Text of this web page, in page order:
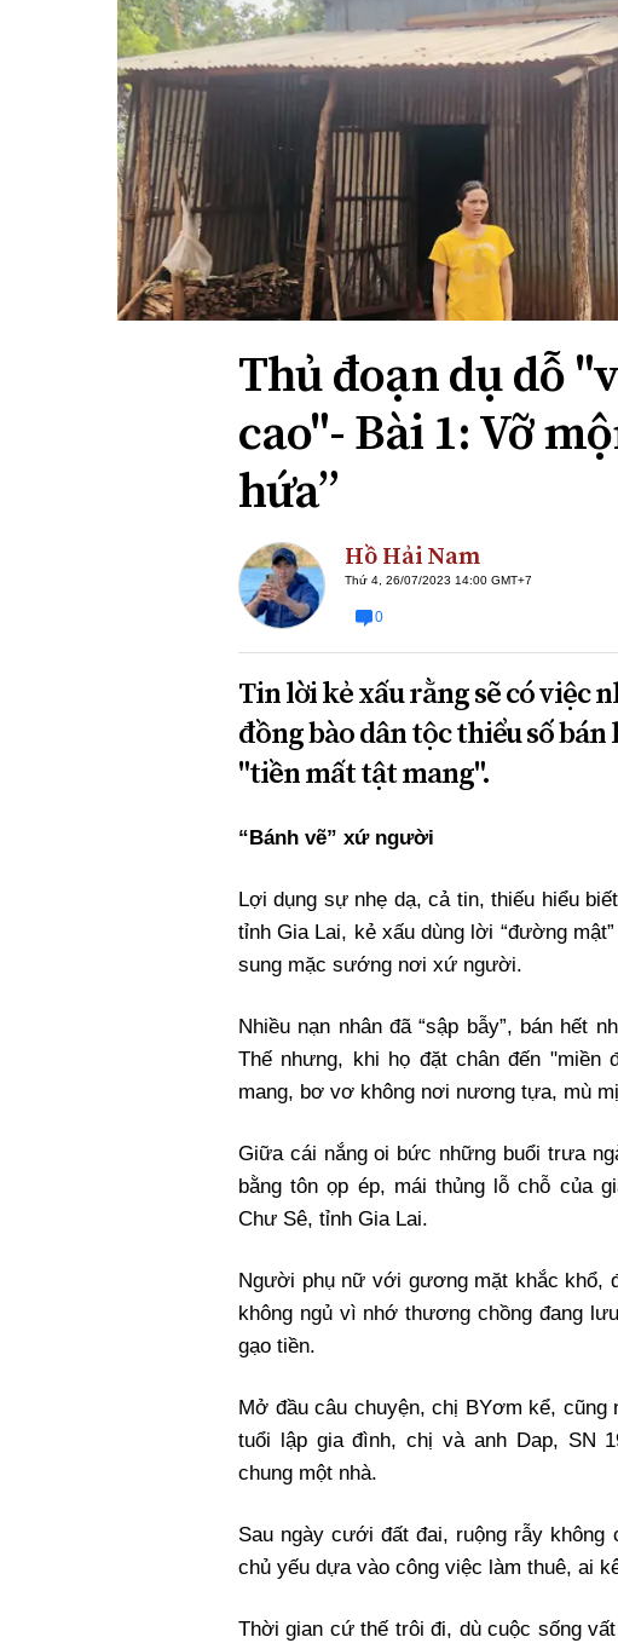
ĐA CHIỀU
Quan điểm
Xi nhan Trái Phải
Bạn đọc viết
INFOCUS
Thủ đoạn dụ dỗ
cao"- Bài 1: Vỡ
hứa”
Hồ Hải Nam
Thứ 4, 26/07/2023 14:00 GMT+7
0
Tin lời kẻ xấu rằng sẽ có việc
đồng bào dân tộc thiểu số
"tiền mất tật mang".
“Bánh vẽ” xứ người
Lợi dụng sự nhẹ dạ, cả tin, thiếu hiểu
tỉnh Gia Lai, kẻ xấu dùng lời “đường
sung mặc sướng nơi xứ người.
Nhiều nạn nhân đã “sập bẫy”, bán hết
Thế nhưng, khi họ đặt chân đến
mang, bơ vơ không nơi nương tựa, mù
Giữa cái nắng oi bức những buổi trưa
bằng tôn ọp ép, mái thủng lỗ chỗ của
Chư Sê, tỉnh Gia Lai.
Người phụ nữ với gương mặt khắc khổ,
không ngủ vì nhớ thương chồng đang
gạo tiền.
Mở đầu câu chuyện, chị BYơm kể,
tuổi lập gia đình, chị và anh Dap, SN
chung một nhà.
Sau ngày cưới đất đai, ruộng rẫy không
chủ yếu dựa vào công việc làm thuê, ai
Thời gian cứ thế trôi đi, dù cuộc sống